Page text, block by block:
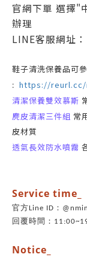
官網下單 選擇"
辦理
LINE客服網址：
鞋子清洗保養品可
: https://reurl.cc/
清潔保養雙效慕斯
麂皮清潔三件組 常
皮材質
透氣長效防水噴霧
Service time_
官方Line ID：
回覆時間：
Notice_